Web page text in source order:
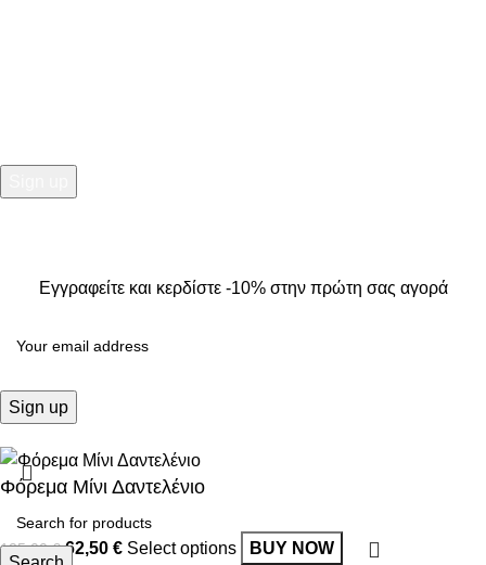
Εγγραφείτε και κερδίστε -10% στην πρώτη σας αγορά
Φόρεμα Μίνι Δαντελένιο
125,00€ 62,50 € Select options BUY NOW